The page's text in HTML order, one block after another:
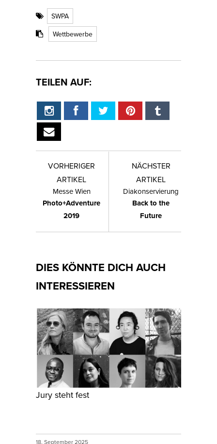
SWPA
Wettbewerbe
TEILEN AUF:
VORHERIGER
ARTIKEL
Messe Wien
Photo+Adventure
2019
NÄCHSTER
ARTIKEL
Diakonservierung
Back to the
Future
DIES KÖNNTE DICH AUCH
INTERESSIEREN
Jury steht fest
18. September 2025